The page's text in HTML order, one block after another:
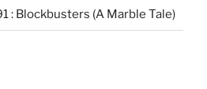
: Blockbusters (A Marble Tale)